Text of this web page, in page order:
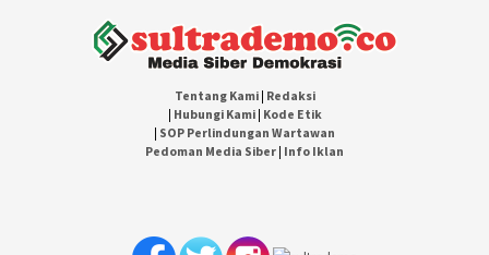
Tentang Kami| Redaksi
| Hubungi Kami| Kode Etik
| SOP Perlindungan Wartawan
Pedoman Media Siber | Info Iklan